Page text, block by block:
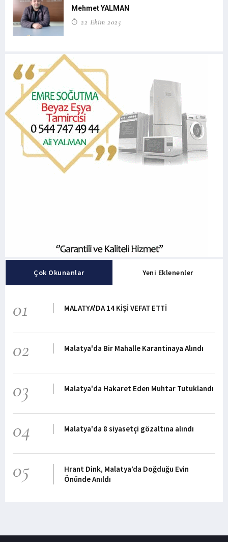
Mehmet YALMAN
22 Ekim 2025
Çok Okunanlar Yeni Eklenenler
01 MALATYA'DA 14 KİŞİ VEFAT ETTİ
02 Malatya'da Bir Mahalle Karantinaya Alındı
03 Malatya'da Hakaret Eden Muhtar Tutuklandı
04 Malatya'da 8 siyasetçi gözaltına alındı
05
Hrant Dink, Malatya’da Doğduğu Evin
Önünde Anıldı